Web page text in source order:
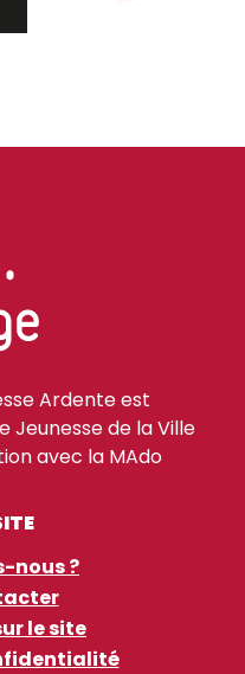
Ardente est
Jeunesse de la Ville
avec la MAdo
nous ?
le site